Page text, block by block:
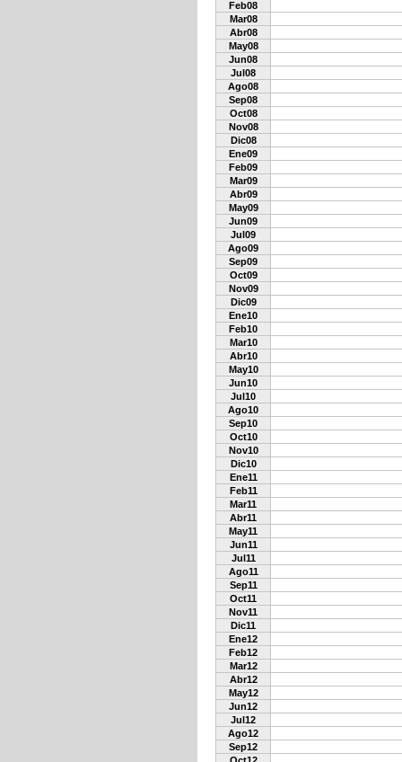
Feb08
Mar08
Abr08
May08
Jun08
Jul08
Ago08
Sep08
Oct08
Nov08
Dic08
Ene09
Feb09
Mar09
Abr09
May09
Jun09
Jul09
Ago09
Sep09
Oct09
Nov09
Dic09
Ene10
Feb10
Mar10
Abr10
May10
Jun10
Jul10
Ago10
Sep10
Oct10
Nov10
Dic10
Ene11
Feb11
Mar11
Abr11
May11
Jun11
Jul11
Ago11
Sep11
Oct11
Nov11
Dic11
Ene12
Feb12
Mar12
Abr12
May12
Jun12
Jul12
Ago12
Sep12